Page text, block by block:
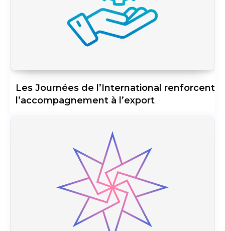
Les Journées de l’International renforcent
l’accompagnement à l’export